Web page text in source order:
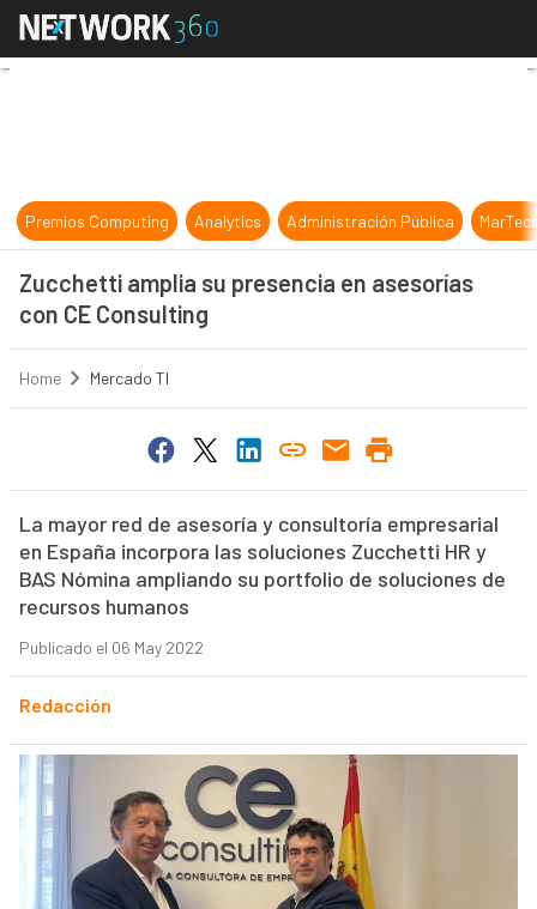
Zucchetti amplia su presencia en
Premios Computing Analytics Administración Pública
Zucchetti amplia su presencia en asesorías
con CE Consulting
Home Mercado TI
La mayor red de asesoría y consultoría empresarial
en España incorpora las soluciones Zucchetti HR y
BAS Nómina ampliando su portfolio de soluciones de
recursos humanos
Publicado el 06 May 2022
Redacción